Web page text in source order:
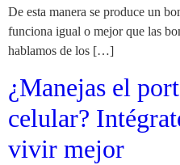
De esta manera se produce un
funciona igual o mejor que las
hablamos de los […]
¿Manejas el
celular?
vivir mejor